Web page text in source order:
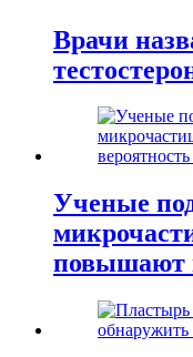
Врачи
Ученые
повышают